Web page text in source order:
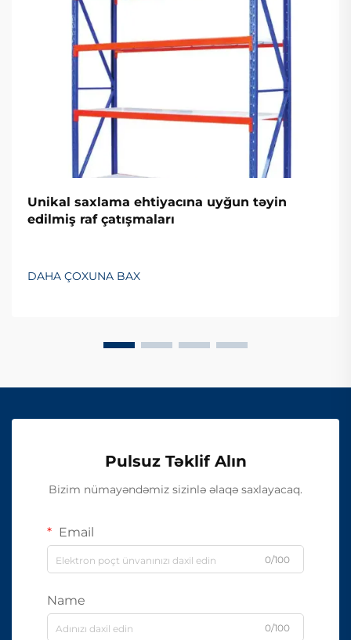
Unikal saxlama ehtiyacına uyğun təyin
edilmiş raf çatışmaları
DAHA ÇOXUNA BAX
Pulsuz Təklif Alın
Bizim nümayəndəmiz sizinlə əlaqə saxlayacaq.
Email
0/100
Name
0/100